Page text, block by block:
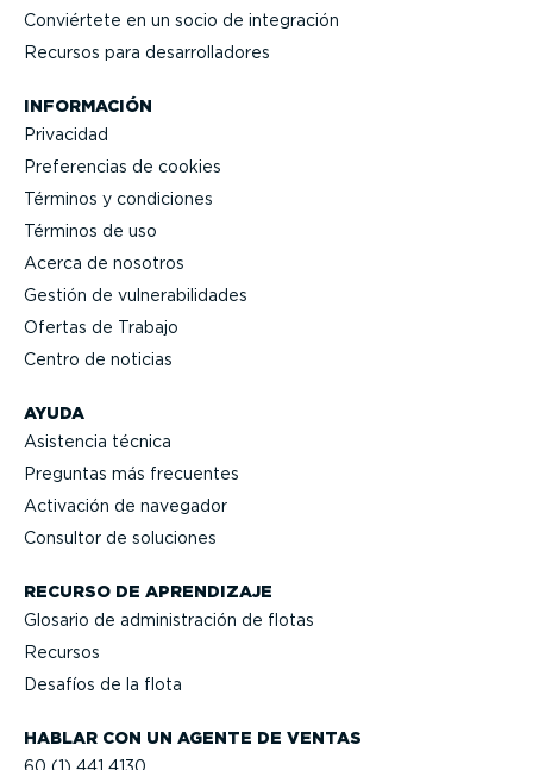
HABLAR CON UN AGENTE DE VENTAS
AYUDA
Asistencia técnica
Preguntas más frecuentes
Activación de navegador
Consultor de soluciones
RECURSO DE APRENDIZAJE
Glosario de adminis­tración de flotas
Recursos
Desafíos de la flota
Conviértete en un socio de integración
Recursos para desarro­lla­dores
INFORMACIÓN
Privacidad
Prefe­rencias de cookies
Términos y condiciones
Términos de uso
Acerca de nosotros
Gestión de vulne­ra­bi­li­dades
Ofertas de Trabajo
Centro de noticias